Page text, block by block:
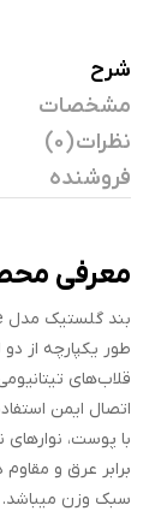
شرح
مشخصات
نظرات (0)
فروشنده
معرفی
طور یکپارچه از
قلاب‌های
اتصال ایمن
با پوست،
سبک وزن میباشد.